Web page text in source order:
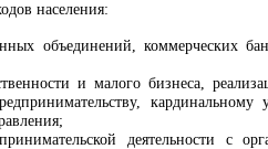
населения:
объединений, коммерческих
и малого бизнеса,
кардинальному
деятельности с